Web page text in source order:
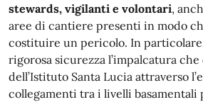
stewards, vigilanti e volontari,
aree di cantiere presenti in modo
costituire un pericolo. In
rigorosa sicurezza l’impalcatura
dell’Istituto Santa Lucia attraverso
collegamenti tra i livelli